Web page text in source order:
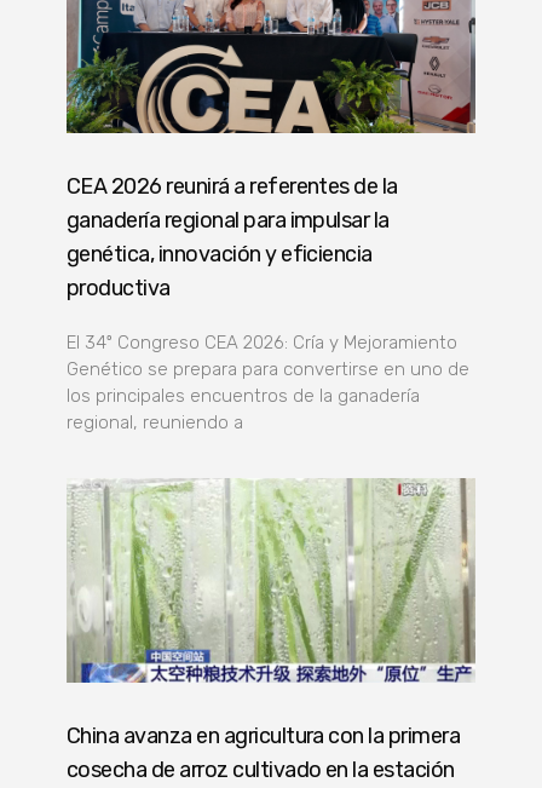
CEA 2026 reunirá a referentes de la
ganadería regional para impulsar la
genética, innovación y eficiencia
productiva
El 34º Congreso CEA 2026: Cría y Mejoramiento
Genético se prepara para convertirse en uno de
los principales encuentros de la ganadería
regional, reuniendo a
China avanza en agricultura con la primera
cosecha de arroz cultivado en la estación